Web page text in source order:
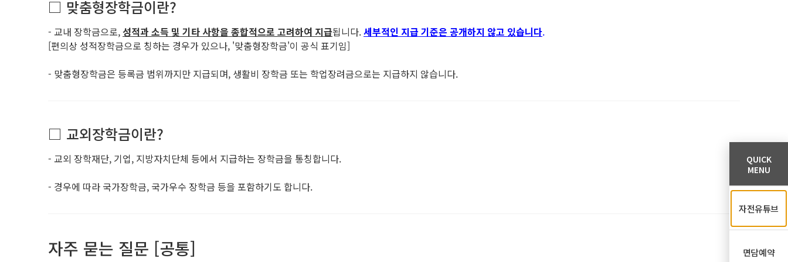
□ 맞춤형장학금이란?
- 교내 장학금으로,성적과 소득 및 기타 사항을 종합적으로 고려하여 지급됩니다.세부적인 지급 기준은 공개하지 않고 있습니다.
[편의상 성적장학금으로 칭하는 경우가 있으나, '맞춤형장학금'이 공식 표기임]
- 맞춤형장학금은 등록금 범위까지만 지급되며, 생활비 장학금 또는 학업장려금으로는 지급하지 않습니다.
□ 교외장학금이란?
- 교외 장학재단, 기업, 지방자치단체 등에서 지급하는 장학금을 통칭합니다.
- 경우에 따라 국가장학금, 국가우수 장학금 등을 포함하기도 합니다.
자주 묻는 질문 [공통]
QUICK
MENU
자전유튜브
면담예약